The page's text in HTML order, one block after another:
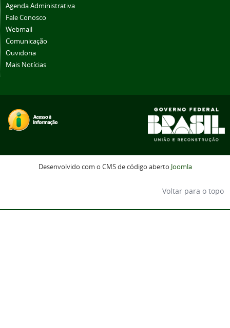
Agenda Administrativa
Fale Conosco
Webmail
Comunicação
Ouvidoria
Mais Notícias
Desenvolvido com o CMS de código aberto Joomla
Voltar para o topo